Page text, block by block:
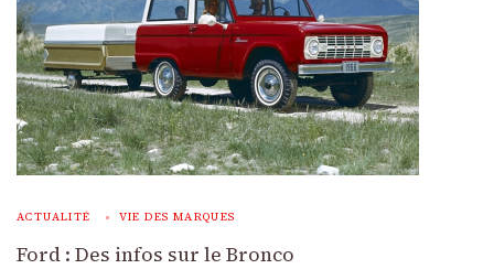
ACTUALITÉ VIE DES MARQUES
Ford : Des infos sur le Bronco